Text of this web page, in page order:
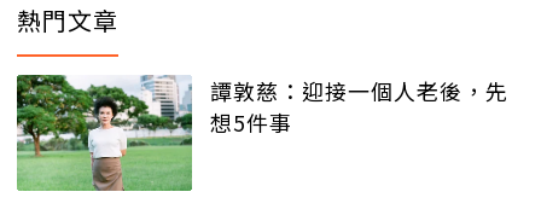
熱門文章
譚敦慈：迎接一個人老後，先
想5件事